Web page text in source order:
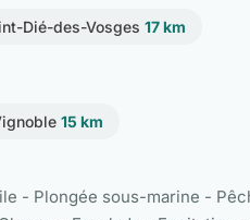
Dié-des-Vosges 17 km
15 km
- Plongée sous-marine -